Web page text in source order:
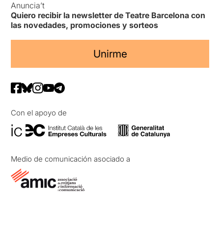
Anuncia’t
Quiero recibir la newsletter de Teatre Barcelona con
las novedades, promociones y sorteos
Unirme
Con el apoyo de
Medio de comunicación asociado a